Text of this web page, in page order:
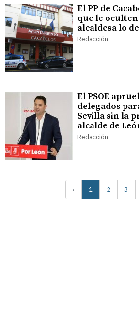
El PP de
que le
alcaldesa lo
Redacción
El PSOE
delegados
Sevilla sin la
alcalde de
Redacción
‹ 1 2 3